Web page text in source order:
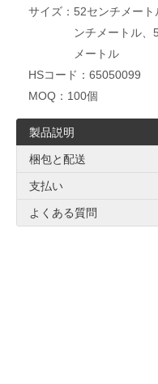
サイズ： 52センチメー
ンチメートル、
メートル
HSコード： 65050099
MOQ： 100個
製品説明
梱包と配送
支払い
よくある質問